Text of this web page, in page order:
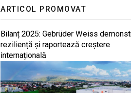
ARTICOL PROMOVAT
Bilanț 2025: Gebrüder Weiss
reziliență și raportează creștere
internațională